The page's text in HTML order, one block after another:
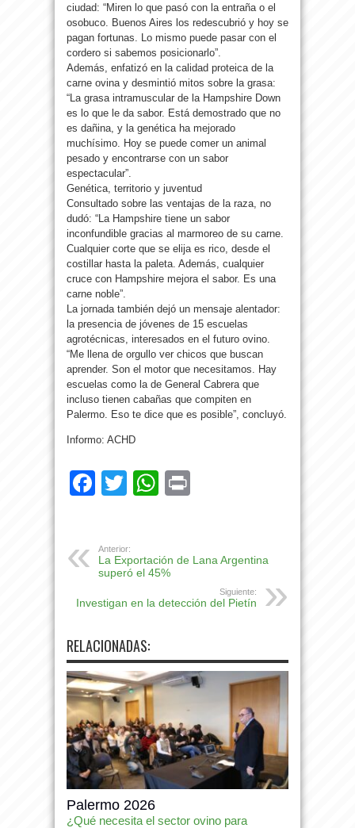
ciudad: “Miren lo que pasó con la entraña o el
osobuco. Buenos Aires los redescubrió y hoy se
pagan fortunas. Lo mismo puede pasar con el
cordero si sabemos posicionarlo”.
Además, enfatizó en la calidad proteica de la
carne ovina y desmintió mitos sobre la grasa:
“La grasa intramuscular de la Hampshire Down
es lo que le da sabor. Está demostrado que no
es dañina, y la genética ha mejorado
muchísimo. Hoy se puede comer un animal
pesado y encontrarse con un sabor
espectacular”.
Genética, territorio y juventud
Consultado sobre las ventajas de la raza, no
dudó: “La Hampshire tiene un sabor
inconfundible gracias al marmoreo de su carne.
Cualquier corte que se elija es rico, desde el
costillar hasta la paleta. Además, cualquier
cruce con Hampshire mejora el sabor. Es una
carne noble”.
La jornada también dejó un mensaje alentador:
la presencia de jóvenes de 15 escuelas
agrotécnicas, interesados en el futuro ovino.
“Me llena de orgullo ver chicos que buscan
aprender. Son el motor que necesitamos. Hay
escuelas como la de General Cabrera que
incluso tienen cabañas que compiten en
Palermo. Eso te dice que es posible”, concluyó.
Informo: ACHD
Facebook
TwitterWhatsApp
Anterior:
La Exportación de Lana Argentina
superó el 45%
Siguiente:
Investigan en la detección del Pietín
RELACIONADAS:
Palermo 2026
¿Qué necesita el sector ovino para